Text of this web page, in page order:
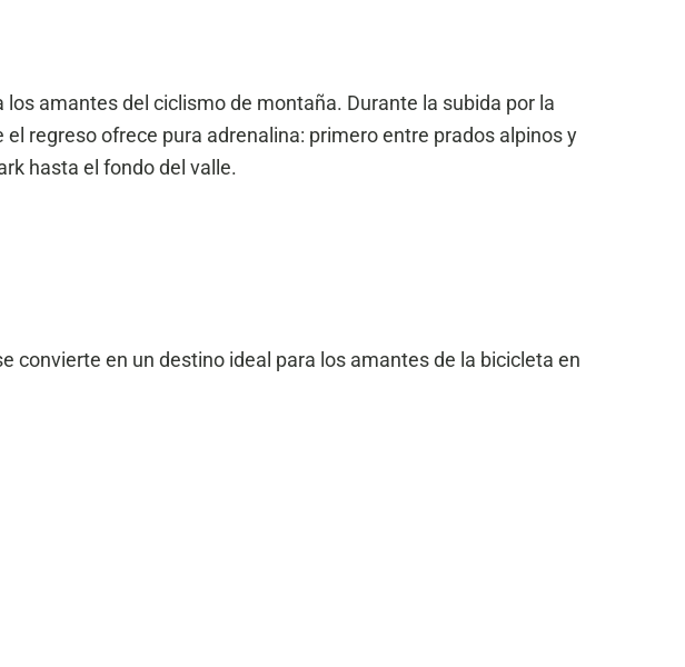
amantes del ciclismo de montaña. Durante la subida por la
regreso ofrece pura adrenalina: primero entre prados alpinos y
hasta el fondo del valle.
convierte en un destino ideal para los amantes de la bicicleta en